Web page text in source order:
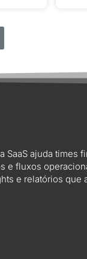
SaaS ajuda times
e fluxos
e relatórios que